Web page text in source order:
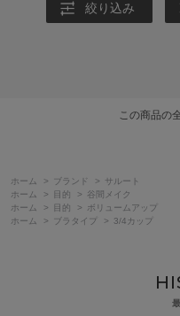
絞り込み
この商品の
ホーム > ブランド >
サルート
ホーム
> 目的 >
谷間メイク
ホーム
> 目的 >
ボリュームアップ
ホーム
> ブラタイプ > 3/4カップ